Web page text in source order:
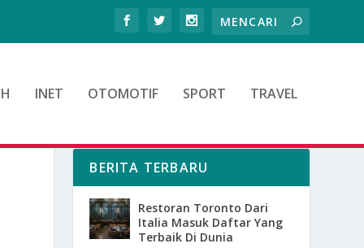
INET OTOMOTIF SPORT TRAVEL
BERITA TERBARU
Restoran Toronto Dari
Italia Masuk Daftar Yang
Terbaik Di Dunia